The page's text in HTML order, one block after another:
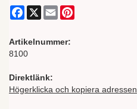
Facebook
X Email
Artikelnummer:
8100
Direktlänk:
Högerklicka och kopiera adressen